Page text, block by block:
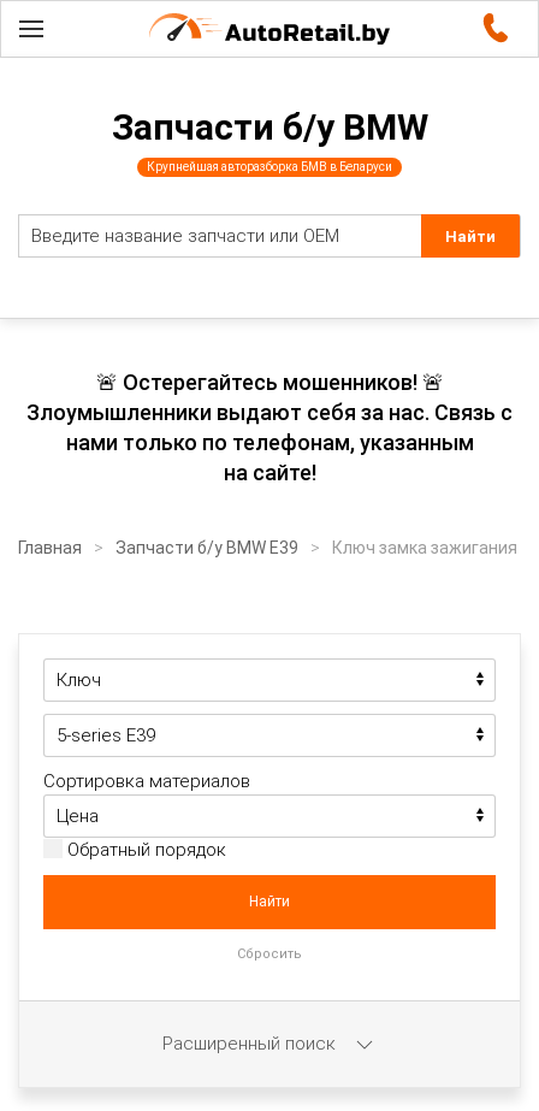
Запчасти б/у BMW
Крупнейшая авторазборка БМВ в Беларуси
🚨 Остерегайтесь мошенников! 🚨
Злоумышленники выдают себя за нас. Связь с
нами только по телефонам, указанным
на сайте!
Главная Запчасти б/у BMW E39 Ключ замка зажигания
Сортировка материалов
Обратный порядок
Расширенный поиск